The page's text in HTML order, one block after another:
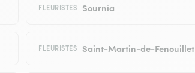
FLEURISTES Sournia
FLEURISTES Saint-Martin-de-Fenouillet